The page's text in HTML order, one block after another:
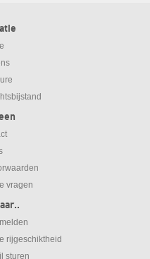
vragen
rijgeschiktheid
sturen